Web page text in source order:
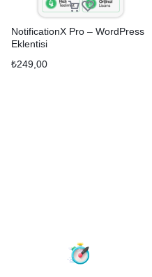
NotificationX Pro – WordPress
Eklentisi
₺249,00